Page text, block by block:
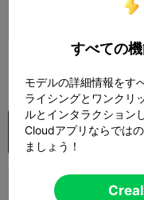

140
すべての
モデルの詳細情報をす
ライシングとワンクリ
ルとインタラクション
Cloudアプリならでは
ましょう！